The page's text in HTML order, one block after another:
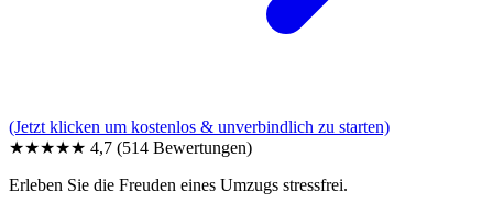
(Jetzt klicken um kostenlos & unverbindlich zu starten)
★★★★★ 4,7 (514 Bewertungen)
Erleben Sie die Freuden eines Umzugs stressfrei.